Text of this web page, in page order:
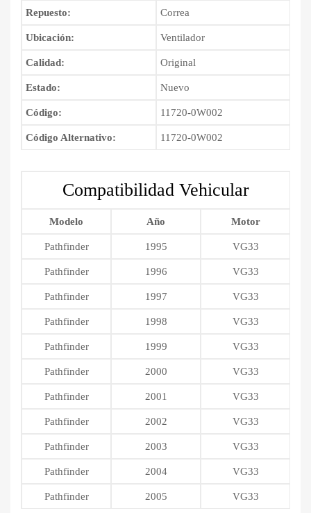
Repuesto: Correa
Ubicación: Ventilador
Calidad: Original
Estado: Nuevo
Código: 11720-0W002
Código Alternativo: 11720-0W002
Compatibilidad Vehicular
Modelo Año Motor
Pathfinder 1995 VG33
Pathfinder 1996 VG33
Pathfinder 1997 VG33
Pathfinder 1998 VG33
Pathfinder 1999 VG33
Pathfinder 2000 VG33
Pathfinder 2001 VG33
Pathfinder 2002 VG33
Pathfinder 2003 VG33
Pathfinder 2004 VG33
Pathfinder 2005 VG33